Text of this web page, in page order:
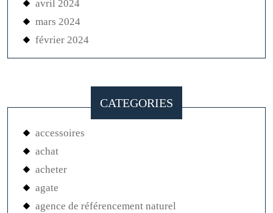
avril 2024
mars 2024
février 2024
CATEGORIES
accessoires
achat
acheter
agate
agence de référencement naturel